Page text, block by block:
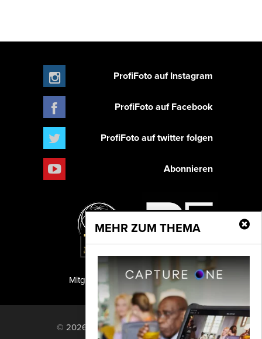
MEHR ZUM THEMA
ProfiFoto auf Instagram
ProfiFoto auf Facebook
ProfiFoto auf twitter folgen
Abonnieren
PF Publishing GmbH
Mitglied der TIPA
© 2026 PF Publishing GmbH. All rights